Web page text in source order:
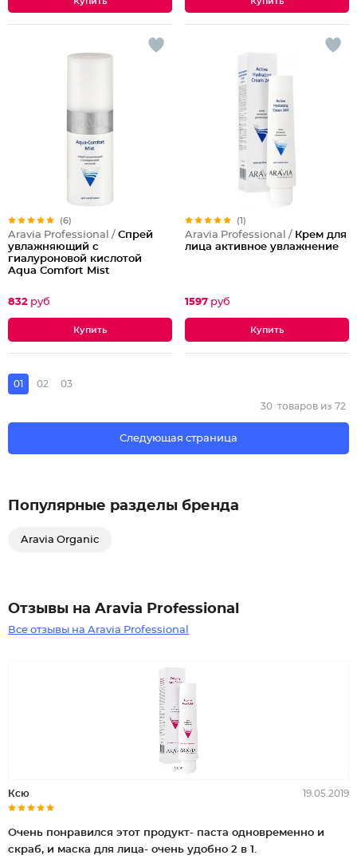
(6)
Aravia Professional / Спрей
увлажняющий с
гиалуроновой кислотой
Aqua Comfort Mist
832 руб
(1)
Aravia Professional / Крем для
лица активное увлажнение
1597 руб
01 02 03
Следующая страница
30 товаров из 72
Популярные разделы бренда
Aravia Organic
Отзывы на Aravia Professional
Все отзывы на Aravia Professional
Ксю 19.05.2019
Очень понравился этот продукт- паста одновременно и
скраб, и маска для лица- очень удобно 2 в 1.